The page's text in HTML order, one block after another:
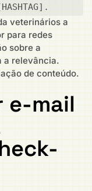
veterinários a
para redes
sobre a
a relevância.
de conteúdo.
e-mail